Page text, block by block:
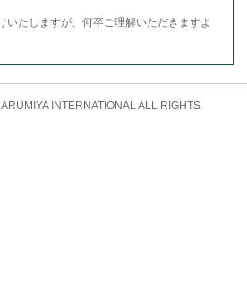
いたしますが、何卒ご理解いただきますよ